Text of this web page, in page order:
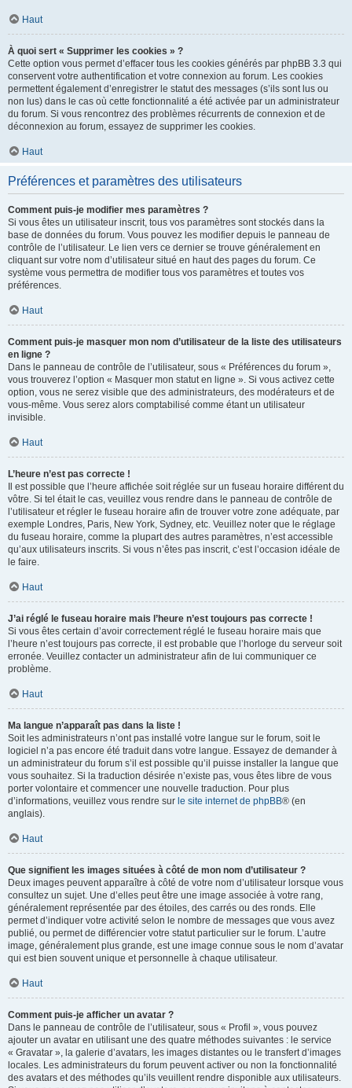
Haut
À quoi sert « Supprimer les cookies » ?
Cette option vous permet d’effacer tous les cookies générés par phpBB 3.3 qui
conservent votre authentification et votre connexion au forum. Les cookies
permettent également d’enregistrer le statut des messages (s’ils sont lus ou
non lus) dans le cas où cette fonctionnalité a été activée par un administrateur
du forum. Si vous rencontrez des problèmes récurrents de connexion et de
déconnexion au forum, essayez de supprimer les cookies.
Haut
Préférences et paramètres des utilisateurs
Comment puis-je modifier mes paramètres ?
Si vous êtes un utilisateur inscrit, tous vos paramètres sont stockés dans la
base de données du forum. Vous pouvez les modifier depuis le panneau de
contrôle de l’utilisateur. Le lien vers ce dernier se trouve généralement en
cliquant sur votre nom d’utilisateur situé en haut des pages du forum. Ce
système vous permettra de modifier tous vos paramètres et toutes vos
préférences.
Haut
Comment puis-je masquer mon nom d’utilisateur de la liste des utilisateurs
en ligne ?
Dans le panneau de contrôle de l’utilisateur, sous « Préférences du forum »,
vous trouverez l’option « Masquer mon statut en ligne ». Si vous activez cette
option, vous ne serez visible que des administrateurs, des modérateurs et de
vous-même. Vous serez alors comptabilisé comme étant un utilisateur
invisible.
Haut
L’heure n’est pas correcte !
Il est possible que l’heure affichée soit réglée sur un fuseau horaire différent du
vôtre. Si tel était le cas, veuillez vous rendre dans le panneau de contrôle de
l’utilisateur et régler le fuseau horaire afin de trouver votre zone adéquate, par
exemple Londres, Paris, New York, Sydney, etc. Veuillez noter que le réglage
du fuseau horaire, comme la plupart des autres paramètres, n’est accessible
qu’aux utilisateurs inscrits. Si vous n’êtes pas inscrit, c’est l’occasion idéale de
le faire.
Haut
J’ai réglé le fuseau horaire mais l’heure n’est toujours pas correcte !
Si vous êtes certain d’avoir correctement réglé le fuseau horaire mais que
l’heure n’est toujours pas correcte, il est probable que l’horloge du serveur soit
erronée. Veuillez contacter un administrateur afin de lui communiquer ce
problème.
Haut
Ma langue n’apparaît pas dans la liste !
Soit les administrateurs n’ont pas installé votre langue sur le forum, soit le
logiciel n’a pas encore été traduit dans votre langue. Essayez de demander à
un administrateur du forum s’il est possible qu’il puisse installer la langue que
vous souhaitez. Si la traduction désirée n’existe pas, vous êtes libre de vous
porter volontaire et commencer une nouvelle traduction. Pour plus
d’informations, veuillez vous rendre sur le site internet de phpBB® (en
anglais).
Haut
Que signifient les images situées à côté de mon nom d’utilisateur ?
Deux images peuvent apparaître à côté de votre nom d’utilisateur lorsque vous
consultez un sujet. Une d’elles peut être une image associée à votre rang,
généralement représentée par des étoiles, des carrés ou des ronds. Elle
permet d’indiquer votre activité selon le nombre de messages que vous avez
publié, ou permet de différencier votre statut particulier sur le forum. L’autre
image, généralement plus grande, est une image connue sous le nom d’avatar
qui est bien souvent unique et personnelle à chaque utilisateur.
Haut
Comment puis-je afficher un avatar ?
Dans le panneau de contrôle de l’utilisateur, sous « Profil », vous pouvez
ajouter un avatar en utilisant une des quatre méthodes suivantes : le service
« Gravatar », la galerie d’avatars, les images distantes ou le transfert d’images
locales. Les administrateurs du forum peuvent activer ou non la fonctionnalité
des avatars et des méthodes qu’ils veuillent rendre disponible aux utilisateurs.